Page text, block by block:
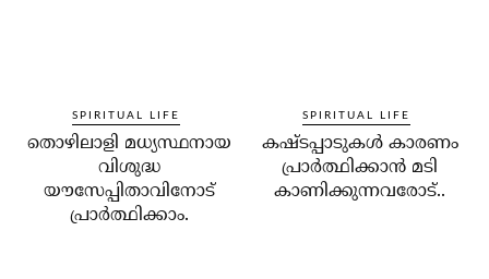
SPIRITUAL LIFE
തൊഴിലാളി മധ്യസ്ഥനായ
വിശുദ്ധ
യൗസേപ്പിതാവിനോട്
പ്രാര്‍ത്ഥിക്കാം.
SPIRITUAL LIFE
കഷ്ടപ്പാടുകള്‍ കാരണം
പ്രാര്‍ത്ഥിക്കാന്‍ മടി
കാണിക്കുന്നവരോട്..